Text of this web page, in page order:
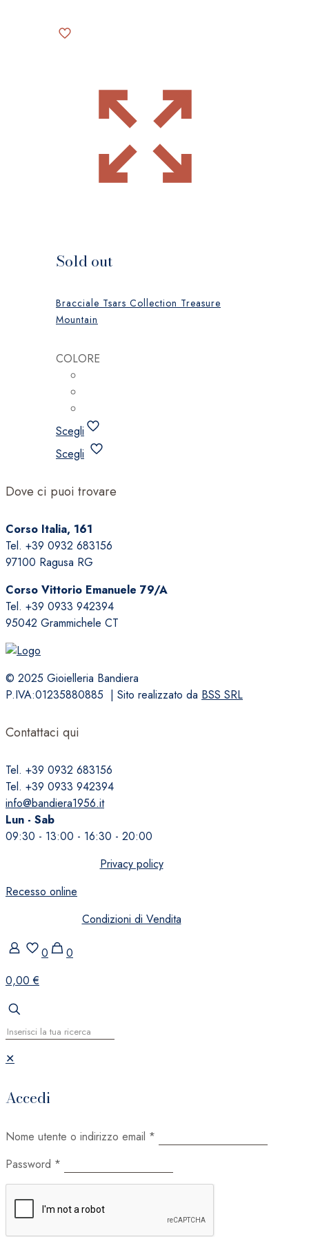
Sold out
Bracciale Tsars Collection Treasure
Mountain
COLORE
Scegli
Scegli Questo
più
Le
opzioni
possono
scelte
nella
pagina
Dove ci puoi trovare
Corso Italia, 161
Tel. +39 0932 683156
97100 Ragusa RG
Corso Vittorio Emanuele 79/A
Tel. +39 0933 942394
95042 Grammichele CT
© 2025 Gioielleria Bandiera
P.IVA:01235880885 | Sito realizzato da BSS SRL
Contattaci qui
Tel. +39 0932 683156
Tel. +39 0933 942394
info@bandiera1956.it
Lun - Sab
09:30 - 13:00 - 16:30 - 20:00
Privacy policy
Recesso online
Condizioni di Vendita
0
0
0,00 €
✕
Accedi
Nome utente o indirizzo email *
Password *